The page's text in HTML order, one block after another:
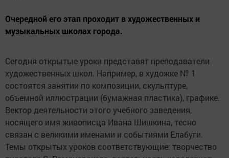
Очередной его этап проходит в художественных и
музыкальных школах города.
Сегодня открытые уроки представят преподаватели
художественных школ. Например, в художке № 1
состоятся занятии по композиции, скульптуре,
объемной иллюстрации (бумажная пластика), графике.
Вектор деятельности этого учебного заведения,
носящего имя живописца Ивана Шишкина, тесно
связан с великими именами и событиями Елабуги.
Темы открытых уроков соответствующие: творчество